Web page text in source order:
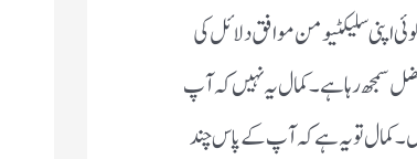
اپنی سلیکٹیو من موافق دلائل کی
سمجھ رہا ہے۔کمال یہ نہیں کہ آپ
تو یہ ہے کہ آپ کے پاس چند